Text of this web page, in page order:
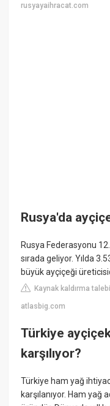
rusyayaihracat.com
Rusya'da
Rusya Federasyonu
sırada geliyor. Yılda
büyük ayçiçeği
Kaynak kaldırma talebi
atlasbig.com
Türkiye ayçiçek
karşılıyor?
Türkiye ham yağ
karşılanıyor. Ham yağ